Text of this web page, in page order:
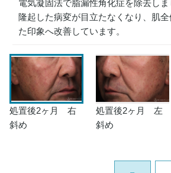
電気凝固法で脂漏性角化症を除去しま
隆起した病変が目立たなくなり、肌
た印象へ改善しています。
処置後2ヶ月 右
斜め
処置後2ヶ月 左
斜め